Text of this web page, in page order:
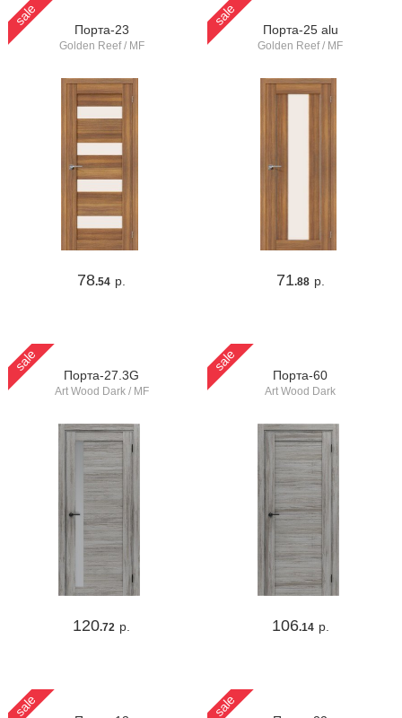
sale
Порта-23
Golden Reef / MF
78.54 р.
sale
Порта-25 alu
Golden Reef / MF
71.88 р.
sale
Порта-27.3G
Art Wood Dark / MF
120.72 р.
sale
Порта-60
Art Wood Dark
106.14 р.
sale sale